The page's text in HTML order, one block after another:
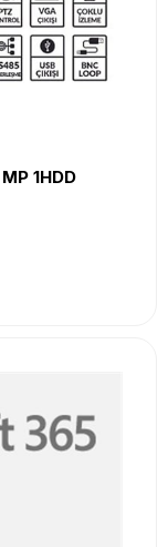
1HDD